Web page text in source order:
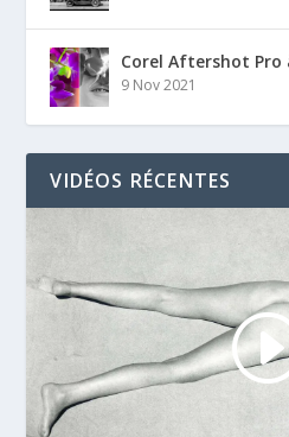
Corel Aftershot Pro
9 Nov 2021
VIDÉOS RÉCENTES